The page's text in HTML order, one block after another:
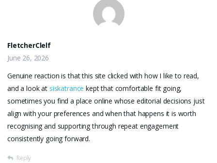
FletcherClelf
June 26, 2026
Genuine reaction is that this site clicked with how I like to read,
and a look at siskatrance kept that comfortable fit going,
sometimes you find a place online whose editorial decisions just
align with your preferences and when that happens it is worth
recognising and supporting through repeat engagement
consistently going forward.
Reply